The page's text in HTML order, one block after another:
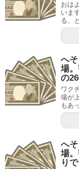
おは
いま
る、
へ
場
の
ワク
場が
もあ
へ
場
り